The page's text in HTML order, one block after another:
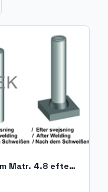
ID Gevindbøs M10-Ø14,6x20 mm Matr. 4.8 efter EN ISO 13918